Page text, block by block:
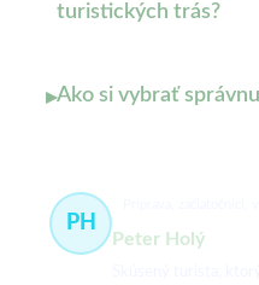
turistických trás?
▸Ako si vybrať
PH
Peter Holý